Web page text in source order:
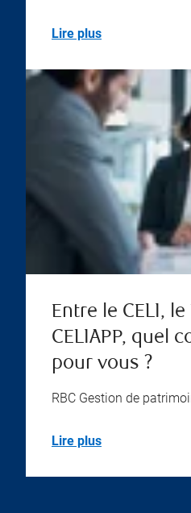
Lire plus
Entre le CELI, le
CELIAPP, quel
pour vous ?
RBC Gestion de
Lire plus